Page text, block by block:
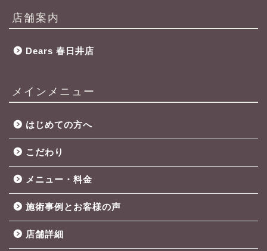
店舗案内
Dears 春日井店
メインメニュー
はじめての方へ
こだわり
メニュー・料金
施術事例とお客様の声
店舗詳細